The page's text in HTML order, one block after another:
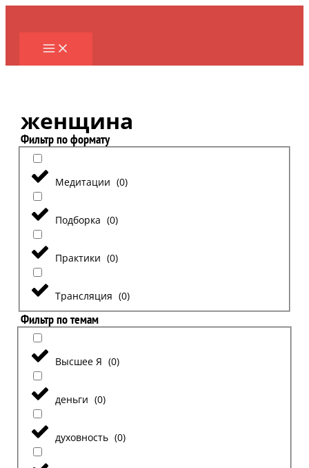
Перейти
содержимому
женщина
Фильтр по формату
Медитации (0)
Подборка (0)
Практики (0)
Трансляция (0)
Фильтр по темам
Высшее Я (0)
деньги (0)
духовность (0)